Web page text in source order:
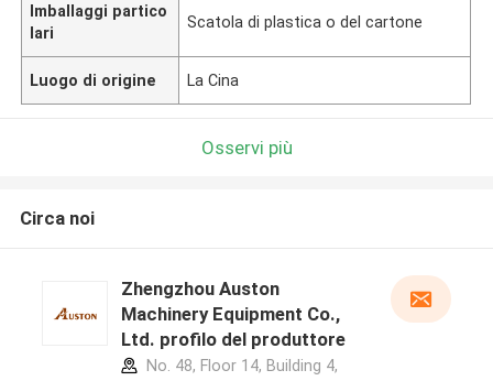
Imballaggi partico
lari
Scatola di plastica o del cartone
Luogo di origine La Cina
Osservi più
Circa noi
Zhengzhou Auston
Machinery Equipment Co.,
Ltd. profilo del produttore
No. 48, Floor 14, Building 4,